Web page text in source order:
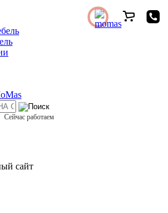
Сейчас работаем